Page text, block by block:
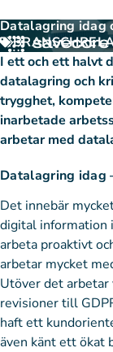
till
innehåll
Datalagring idag
I ett och ett halvt
datalagring och
trygghet,
inarbetade
arbetar med
Datalagring idag
Det innebär
digital information
arbeta proaktivt
arbetar mycket
Utöver det
revisioner till
haft ett
även känt ett ökat